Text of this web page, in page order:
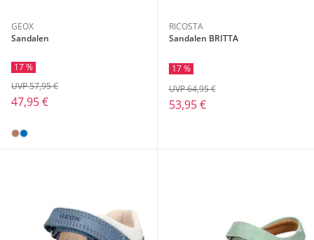
GEOX
Sandalen
17 %
47,95 €
UVP 57,95 €
RICOSTA
Sandalen BRITTA
17 %
53,95 €
UVP 64,95 €